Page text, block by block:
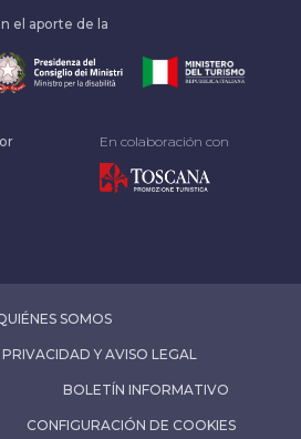
el aporte de la
En colaboración con
SOMOS
Y AVISO LEGAL
BOLETÍN INFORMATIVO
CONFIGURACIÓN DE COOKIES